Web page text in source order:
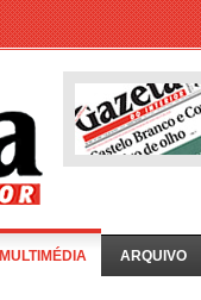
MULTIMÉDIA ARQUIVO